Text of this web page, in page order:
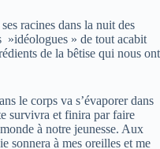
racines dans la nuit des
»idéologues » de tout acabit
de la bêtise qui nous ont
le corps va s’évaporer dans
survivra et finira par faire
à notre jeunesse. Aux
sonnera à mes oreilles et me